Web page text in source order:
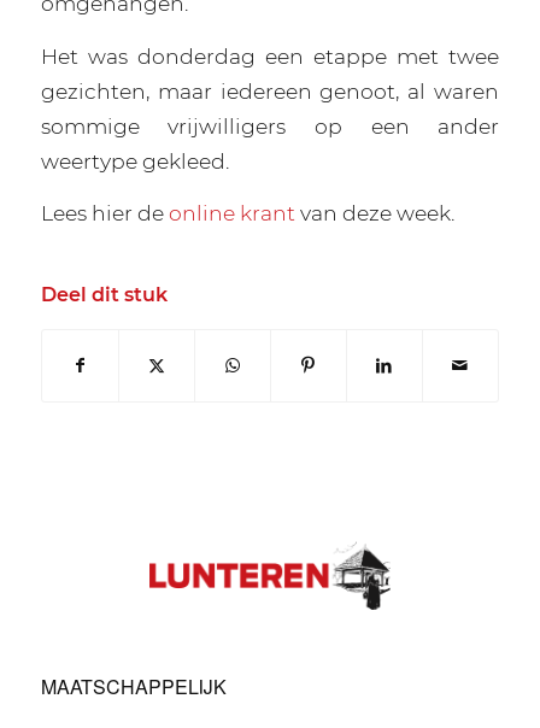
Het was donderdag een etappe met twee
gezichten, maar iedereen genoot, al waren
sommige vrijwilligers op een ander
weertype gekleed.
Lees hier deonline krant van deze week.
Deel dit stuk
MAATSCHAPPELIJK